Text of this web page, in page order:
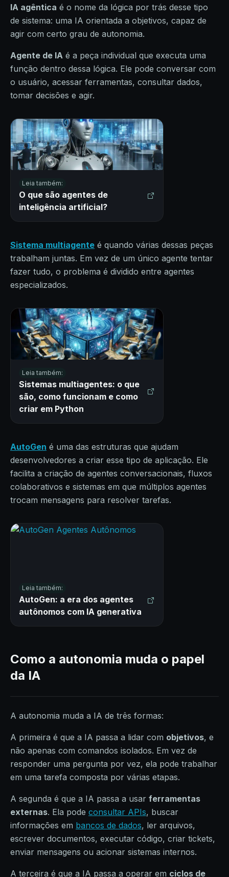
IA agêntica é o nome da lógica por trás desse tipo
de sistema: uma IA orientada a objetivos, capaz de
agir com certo grau de autonomia.
Agente de IA é a peça individual que executa uma
função dentro dessa lógica. Ele pode conversar com
o usuário, acessar ferramentas, consultar dados,
tomar decisões e agir.
Leia também:
O que são agentes de
inteligência artificial?
Sistema multiagente é quando várias dessas peças
trabalham juntas. Em vez de um único agente tentar
fazer tudo, o problema é dividido entre agentes
especializados.
Leia também:
Sistemas multiagentes: o que
são, como funcionam e como
criar em Python
AutoGen é uma das estruturas que ajudam
desenvolvedores a criar esse tipo de aplicação. Ele
facilita a criação de agentes conversacionais, fluxos
colaborativos e sistemas em que múltiplos agentes
trocam mensagens para resolver tarefas.
Leia também:
AutoGen: a era dos agentes
autônomos com IA generativa
Como a autonomia muda o papel
da IA
A autonomia muda a IA de três formas:
A primeira é que a IA passa a lidar com objetivos, e
não apenas com comandos isolados. Em vez de
responder uma pergunta por vez, ela pode trabalhar
em uma tarefa composta por várias etapas.
A segunda é que a IA passa a usar ferramentas
externas. Ela pode consultar APIs, buscar
informações em bancos de dados, ler arquivos,
escrever documentos, executar código, criar tickets,
enviar mensagens ou acionar sistemas internos.
A terceira é que a IA passa a operar em ciclos de